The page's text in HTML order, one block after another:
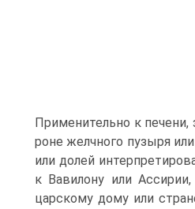
Применительно к
роне желчного пузыря
или долей
к Вавилону или
царскому дому или